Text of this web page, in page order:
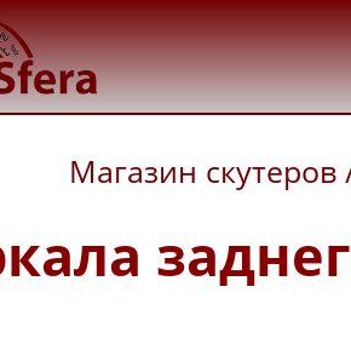
Магазин скутеров